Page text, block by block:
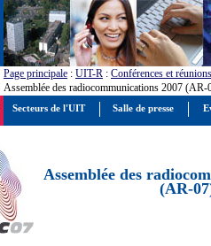
Page principale : UIT-R : Conférences et réunions
Assemblée des radiocommunications 2007 (AR-
Assemblée des
(AR-
Secteurs de l'UIT Salle de presse